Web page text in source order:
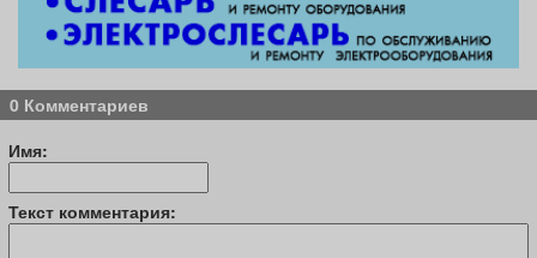
0 Комментариев
Имя:
Текст комментария: